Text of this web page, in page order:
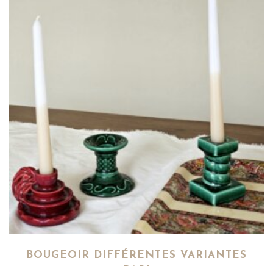
BOUGEOIR DIFFÉRENTES VARIANTES